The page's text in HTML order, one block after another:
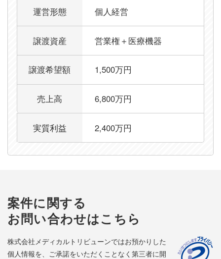
運営形態 個人経営
譲渡資産 営業権＋医療機器
譲渡希望額 1,500万円
売上高 6,800万円
実質利益 2,400万円
案件に関する
お問い合わせはこちら
株式会社メディカルトリビューンではお預かりした
個人情報を、ご承諾をいただくことなく第三者に開